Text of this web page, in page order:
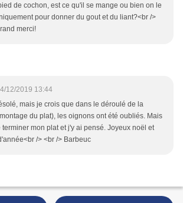
de cochon, est ce qu'il se mange ou bien on le
pour donner du gout et du liant?<br />
merci!
12/2019 13:44
mais je crois que dans le déroulé de la
du plat), les oignons ont été oubliés. Mais
terminer mon plat et j'y ai pensé. Joyeux noël et
/> <br /> Barbeuc